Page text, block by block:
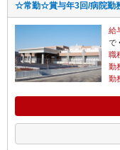
☆常勤☆賞与年3回/病院勤
給
で
職
勤
勤